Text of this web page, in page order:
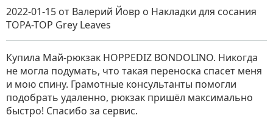
2022-01-15 от Валерий Йовр о Накладки для сосания
TOPA-TOP Grey Leaves
Купила Май-рюкзак HOPPEDIZ BONDOLINO. Никогда
не могла подумать, что такая переноска спасет меня
и мою спину. Грамотные консультанты помогли
подобрать удаленно, рюкзак пришёл максимально
быстро! Спасибо за сервис.